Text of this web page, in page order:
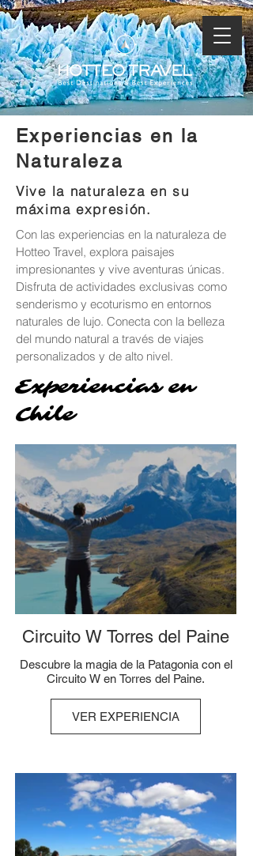
Experiencias en la
Naturaleza
Vive la naturaleza en su
máxima expresión.
Con las experiencias en la naturaleza de
Hotteo Travel, explora paisajes
impresionantes y vive aventuras únicas.
Disfruta de actividades exclusivas como
senderismo y ecoturismo en entornos
naturales de lujo. Conecta con la belleza
del mundo natural a través de viajes
personalizados y de alto nivel.
Experiencias en
Chile
Circuito W Torres del Paine
Descubre la magia de la Patagonia con el
Circuito W en Torres del Paine.
VER EXPERIENCIA